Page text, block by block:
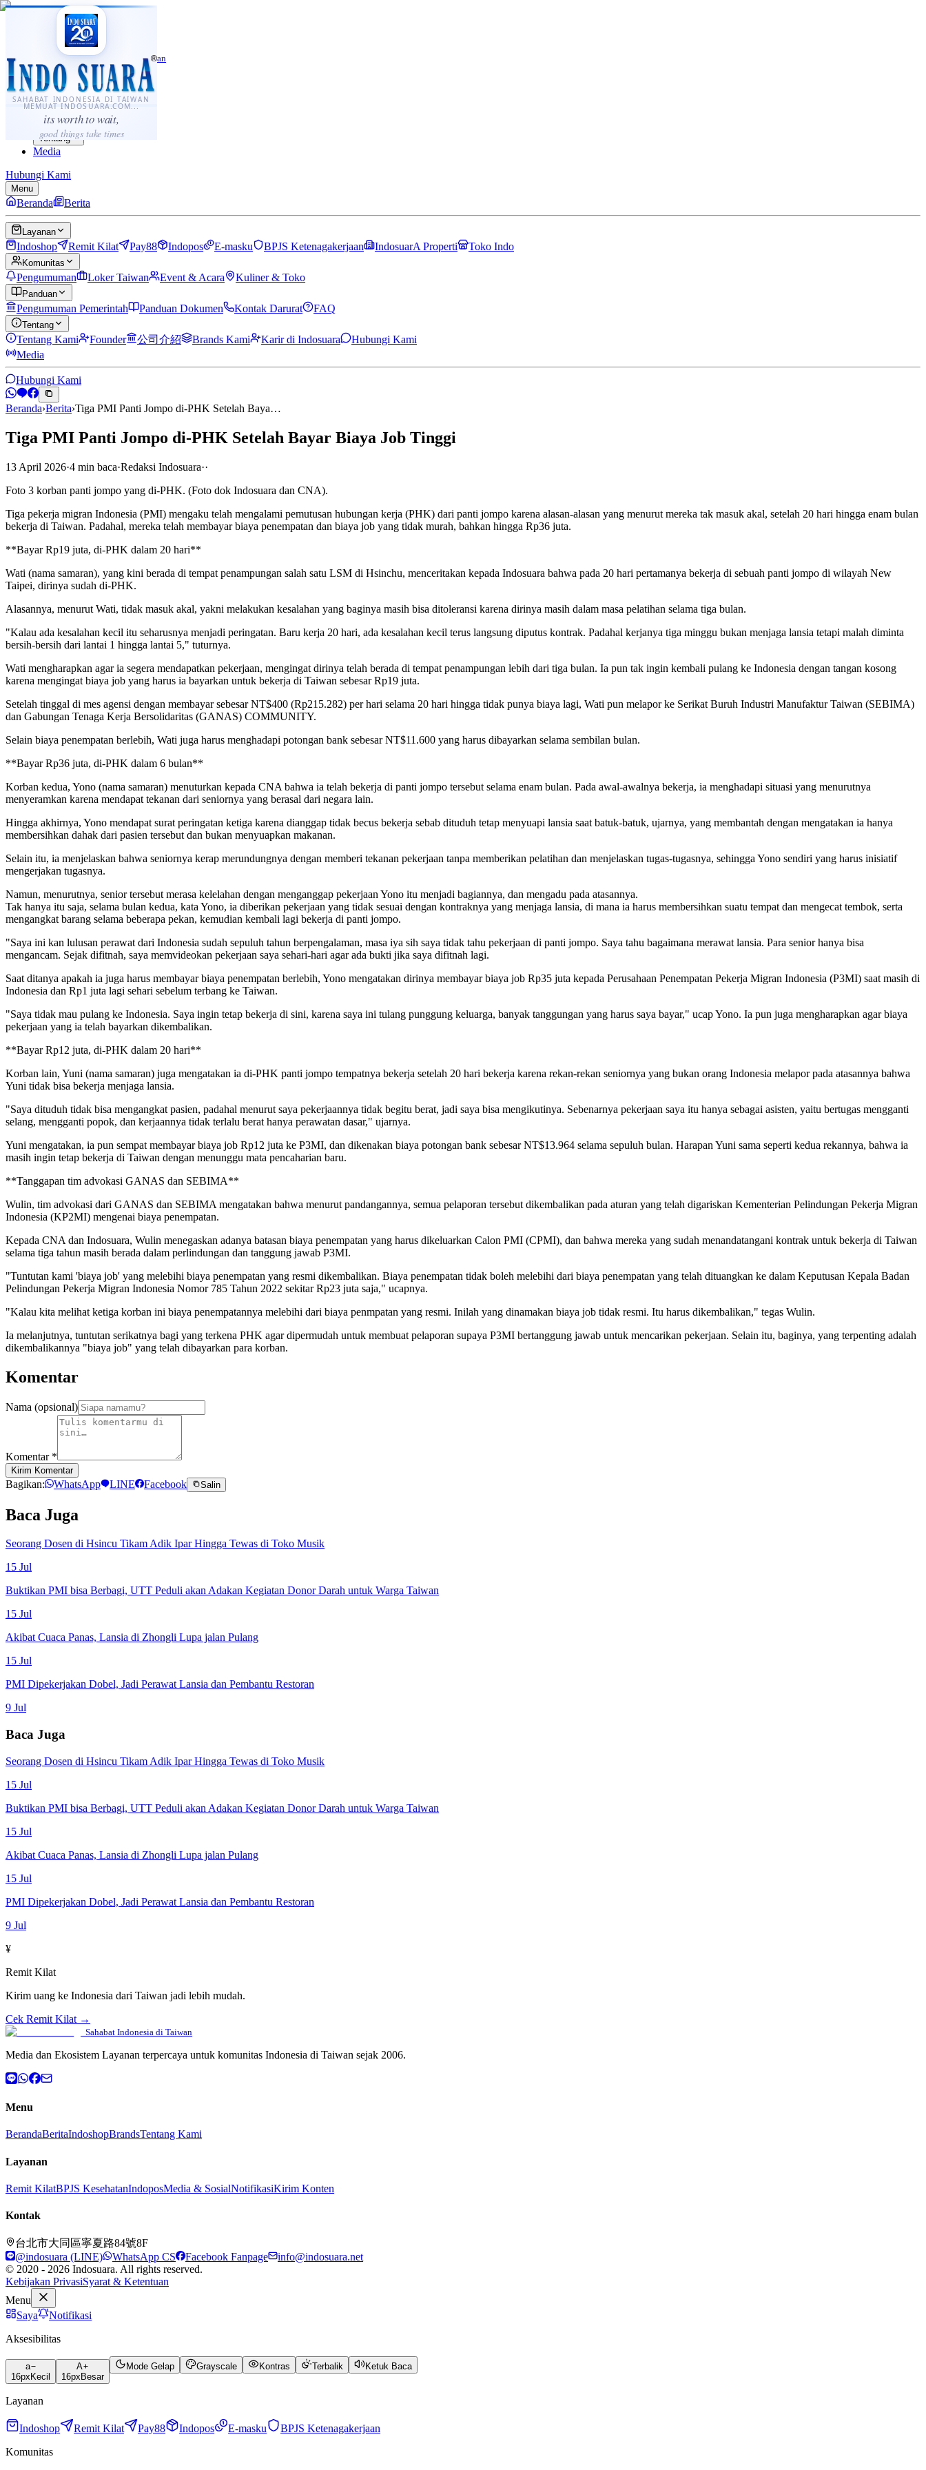
SAHABAT INDONESIA DI TAIWAN
MEMUAT INDOSUARA.COM...
its worth to wait,
good things take times
·...
⌘K
Sahabat Indonesia di Taiwan
Berita
Layanan
Komunitas
Panduan
Tentang
Media
Hubungi Kami
Menu
Beranda Berita
Layanan
Indoshop Remit Kilat Pay88 Indopos E-masku BPJS Ketenagakerjaan IndosuarA Properti Toko Indo
Komunitas
Pengumuman Loker Taiwan Event & Acara Kuliner & Toko
Panduan
Pengumuman Pemerintah Panduan Dokumen Kontak Darurat FAQ
Tentang
Tentang Kami Founder 公司介紹 Brands Kami Karir di Indosuara
Hubungi Kami
Media
Hubungi Kami
Beranda›Berita›Tiga PMI Panti Jompo di-PHK Setelah Baya…
Tiga PMI Panti Jompo di-PHK Setelah Bayar Biaya Job Tinggi
13 April 2026·4 min baca·Redaksi Indosuara··
Foto 3 korban panti jompo yang di-PHK. (Foto dok Indosuara dan CNA).
Tiga pekerja migran Indonesia (PMI) mengaku telah mengalami pemutusan hubungan kerja (PHK) dari panti jompo karena alasan-alasan yang menurut mereka tak masuk akal, setelah 20 hari hingga enam bulan
bekerja di Taiwan. Padahal, mereka telah membayar biaya penempatan dan biaya job yang tidak murah, bahkan hingga Rp36 juta.
**Bayar Rp19 juta, di-PHK dalam 20 hari**
Wati (nama samaran), yang kini berada di tempat penampungan salah satu LSM di Hsinchu, menceritakan kepada Indosuara bahwa pada 20 hari pertamanya bekerja di sebuah panti jompo di wilayah New
Taipei, dirinya sudah di-PHK.
Alasannya, menurut Wati, tidak masuk akal, yakni melakukan kesalahan yang baginya masih bisa ditoleransi karena dirinya masih dalam masa pelatihan selama tiga bulan.
"Kalau ada kesalahan kecil itu seharusnya menjadi peringatan. Baru kerja 20 hari, ada kesalahan kecil terus langsung diputus kontrak. Padahal kerjanya tiga minggu bukan menjaga lansia tetapi malah diminta
bersih-bersih dari lantai 1 hingga lantai 5," tuturnya.
Wati mengharapkan agar ia segera mendapatkan pekerjaan, mengingat dirinya telah berada di tempat penampungan lebih dari tiga bulan. Ia pun tak ingin kembali pulang ke Indonesia dengan tangan kosong
karena mengingat biaya job yang harus ia bayarkan untuk bekerja di Taiwan sebesar Rp19 juta.
Setelah tinggal di mes agensi dengan membayar sebesar NT$400 (Rp215.282) per hari selama 20 hari hingga tidak punya biaya lagi, Wati pun melapor ke Serikat Buruh Industri Manufaktur Taiwan (SEBIMA)
dan Gabungan Tenaga Kerja Bersolidaritas (GANAS) COMMUNITY.
Selain biaya penempatan berlebih, Wati juga harus menghadapi potongan bank sebesar NT$11.600 yang harus dibayarkan selama sembilan bulan.
**Bayar Rp36 juta, di-PHK dalam 6 bulan**
Korban kedua, Yono (nama samaran) menuturkan kepada CNA bahwa ia telah bekerja di panti jompo tersebut selama enam bulan. Pada awal-awalnya bekerja, ia menghadapi situasi yang menurutnya
menyeramkan karena mendapat tekanan dari seniornya yang berasal dari negara lain.
Hingga akhirnya, Yono mendapat surat peringatan ketiga karena dianggap tidak becus bekerja sebab dituduh tetap menyuapi lansia saat batuk-batuk, ujarnya, yang membantah dengan mengatakan ia hanya
membersihkan dahak dari pasien tersebut dan bukan menyuapkan makanan.
Selain itu, ia menjelaskan bahwa seniornya kerap merundungnya dengan memberi tekanan pekerjaan tanpa memberikan pelatihan dan menjelaskan tugas-tugasnya, sehingga Yono sendiri yang harus inisiatif
mengerjakan tugasnya.
Namun, menurutnya, senior tersebut merasa kelelahan dengan menganggap pekerjaan Yono itu menjadi bagiannya, dan mengadu pada atasannya.
Tak hanya itu saja, selama bulan kedua, kata Yono, ia diberikan pekerjaan yang tidak sesuai dengan kontraknya yang menjaga lansia, di mana ia harus membersihkan suatu tempat dan mengecat tembok, serta
mengangkat barang selama beberapa pekan, kemudian kembali lagi bekerja di panti jompo.
"Saya ini kan lulusan perawat dari Indonesia sudah sepuluh tahun berpengalaman, masa iya sih saya tidak tahu pekerjaan di panti jompo. Saya tahu bagaimana merawat lansia. Para senior hanya bisa
mengancam. Sejak difitnah, saya memvideokan pekerjaan saya sehari-hari agar ada bukti jika saya difitnah lagi.
Saat ditanya apakah ia juga harus membayar biaya penempatan berlebih, Yono mengatakan dirinya membayar biaya job Rp35 juta kepada Perusahaan Penempatan Pekerja Migran Indonesia (P3MI) saat masih di
Indonesia dan Rp1 juta lagi sehari sebelum terbang ke Taiwan.
"Saya tidak mau pulang ke Indonesia. Saya ingin tetap bekerja di sini, karena saya ini tulang punggung keluarga, banyak tanggungan yang harus saya bayar," ucap Yono. Ia pun juga mengharapkan agar biaya
pekerjaan yang ia telah bayarkan dikembalikan.
**Bayar Rp12 juta, di-PHK dalam 20 hari**
Korban lain, Yuni (nama samaran) juga mengatakan ia di-PHK panti jompo tempatnya bekerja setelah 20 hari bekerja karena rekan-rekan seniornya yang bukan orang Indonesia melapor pada atasannya bahwa
Yuni tidak bisa bekerja menjaga lansia.
"Saya dituduh tidak bisa mengangkat pasien, padahal menurut saya pekerjaannya tidak begitu berat, jadi saya bisa mengikutinya. Sebenarnya pekerjaan saya itu hanya sebagai asisten, yaitu bertugas mengganti
selang, mengganti popok, dan kerjaannya tidak terlalu berat hanya perawatan dasar," ujarnya.
Yuni mengatakan, ia pun sempat membayar biaya job Rp12 juta ke P3MI, dan dikenakan biaya potongan bank sebesar NT$13.964 selama sepuluh bulan. Harapan Yuni sama seperti kedua rekannya, bahwa ia
masih ingin tetap bekerja di Taiwan dengan menunggu mata pencaharian baru.
**Tanggapan tim advokasi GANAS dan SEBIMA**
Wulin, tim advokasi dari GANAS dan SEBIMA mengatakan bahwa menurut pandangannya, semua pelaporan tersebut dikembalikan pada aturan yang telah digariskan Kementerian Pelindungan Pekerja Migran
Indonesia (KP2MI) mengenai biaya penempatan.
Kepada CNA dan Indosuara, Wulin menegaskan adanya batasan biaya penempatan yang harus dikeluarkan Calon PMI (CPMI), dan bahwa mereka yang sudah menandatangani kontrak untuk bekerja di Taiwan
selama tiga tahun masih berada dalam perlindungan dan tanggung jawab P3MI.
"Tuntutan kami 'biaya job' yang melebihi biaya penempatan yang resmi dikembalikan. Biaya penempatan tidak boleh melebihi dari biaya penempatan yang telah dituangkan ke dalam Keputusan Kepala Badan
Pelindungan Pekerja Migran Indonesia Nomor 785 Tahun 2022 sekitar Rp23 juta saja," ucapnya.
"Kalau kita melihat ketiga korban ini biaya penempatannya melebihi dari biaya penmpatan yang resmi. Inilah yang dinamakan biaya job tidak resmi. Itu harus dikembalikan," tegas Wulin.
Ia melanjutnya, tuntutan serikatnya bagi yang terkena PHK agar dipermudah untuk membuat pelaporan supaya P3MI bertanggung jawab untuk mencarikan pekerjaan. Selain itu, baginya, yang terpenting adalah
dikembalikannya "biaya job" yang telah dibayarkan para korban.
Komentar
Nama (opsional)
Komentar *
Kirim Komentar
Bagikan: WhatsApp LINE Facebook Salin
Baca Juga
Seorang Dosen di Hsincu Tikam Adik Ipar Hingga Tewas di Toko Musik
15 Jul
Buktikan PMI bisa Berbagi, UTT Peduli akan Adakan Kegiatan Donor Darah untuk Warga Taiwan
15 Jul
Akibat Cuaca Panas, Lansia di Zhongli Lupa jalan Pulang
15 Jul
PMI Dipekerjakan Dobel, Jadi Perawat Lansia dan Pembantu Restoran
9 Jul
Baca Juga
Seorang Dosen di Hsincu Tikam Adik Ipar Hingga Tewas di Toko Musik
15 Jul
Buktikan PMI bisa Berbagi, UTT Peduli akan Adakan Kegiatan Donor Darah untuk Warga Taiwan
15 Jul
Akibat Cuaca Panas, Lansia di Zhongli Lupa jalan Pulang
15 Jul
PMI Dipekerjakan Dobel, Jadi Perawat Lansia dan Pembantu Restoran
9 Jul
¥
Remit Kilat
Kirim uang ke Indonesia dari Taiwan jadi lebih mudah.
Cek Remit Kilat →
Sahabat Indonesia di Taiwan
Media dan Ekosistem Layanan terpercaya untuk komunitas Indonesia di Taiwan sejak 2006.
Menu
BerandaBeritaIndoshopBrandsTentang Kami
Layanan
Remit KilatBPJS KesehatanIndoposMedia & SosialNotifikasiKirim Konten
Kontak
台北市大同區寧夏路84號8F
@indosuara (LINE)
WhatsApp CS Facebook Fanpage
info@indosuara.net
© 2020 - 2026 Indosuara. All rights reserved.
Kebijakan PrivasiSyarat & Ketentuan
Menu
Saya
Notifikasi
Aksesibilitas
a
16px Kecil
A
16px Besar
Mode Gelap Grayscale Kontras Terbalik Ketuk Baca
Layanan
Indoshop Remit Kilat Pay88 Indopos E-masku
BPJS Ketenagakerjaan
Komunitas